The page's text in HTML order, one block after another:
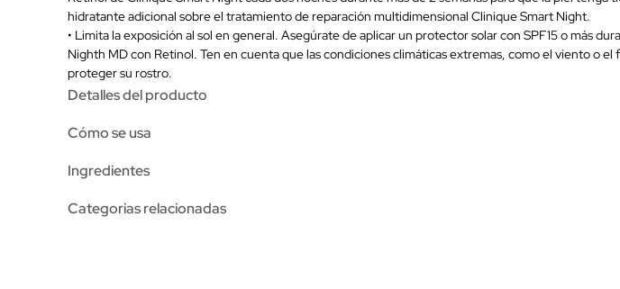
hidratante adicional sobre el tratamiento de reparación multidimensional Clinique Smart Night.
• Limita la exposición al sol en general. Asegúrate de aplicar un protector solar con SPF15 o más
Nighth MD con Retinol. Ten en cuenta que las condiciones climáticas extremas, como el viento o
proteger su rostro.
Detalles del producto
Cómo se usa
Ingredientes
Categorias relacionadas